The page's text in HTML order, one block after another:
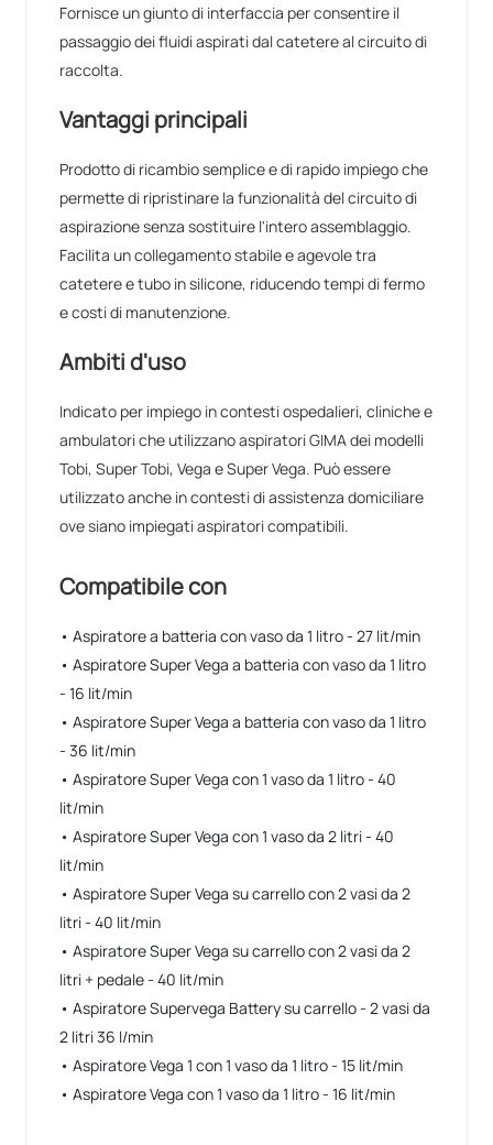
Fornisce un giunto di interfaccia per consentire il
passaggio dei fluidi aspirati dal catetere al circuito di
raccolta.
Vantaggi principali
Prodotto di ricambio semplice e di rapido impiego che
permette di ripristinare la funzionalità del circuito di
aspirazione senza sostituire l'intero assemblaggio.
Facilita un collegamento stabile e agevole tra
catetere e tubo in silicone, riducendo tempi di fermo
e costi di manutenzione.
Ambiti d'uso
Indicato per impiego in contesti ospedalieri, cliniche e
ambulatori che utilizzano aspiratori GIMA dei modelli
Tobi, Super Tobi, Vega e Super Vega. Può essere
utilizzato anche in contesti di assistenza domiciliare
ove siano impiegati aspiratori compatibili.
Compatibile con
• Aspiratore a batteria con vaso da 1 litro - 27 lit/min
• Aspiratore Super Vega a batteria con vaso da 1 litro
- 16 lit/min
• Aspiratore Super Vega a batteria con vaso da 1 litro
- 36 lit/min
• Aspiratore Super Vega con 1 vaso da 1 litro - 40
lit/min
• Aspiratore Super Vega con 1 vaso da 2 litri - 40
lit/min
• Aspiratore Super Vega su carrello con 2 vasi da 2
litri - 40 lit/min
• Aspiratore Super Vega su carrello con 2 vasi da 2
litri + pedale - 40 lit/min
• Aspiratore Supervega Battery su carrello - 2 vasi da
2 litri 36 l/min
• Aspiratore Vega 1 con 1 vaso da 1 litro - 15 lit/min
• Aspiratore Vega con 1 vaso da 1 litro - 16 lit/min